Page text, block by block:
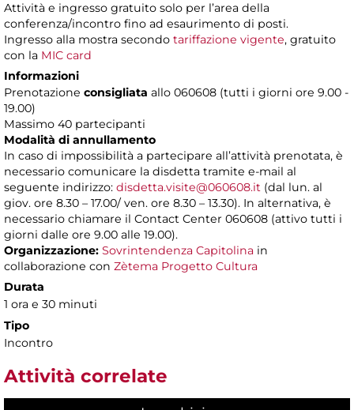
Attività e ingresso gratuito solo per l’area della
conferenza/incontro fino ad esaurimento di posti.
Ingresso alla mostra secondo tariffazione vigente, gratuito
con la MIC card
Informazioni
Prenotazione consigliata allo 060608 (tutti i giorni ore 9.00 -
19.00)
Massimo 40 partecipanti
Modalità di annullamento
In caso di impossibilità a partecipare all’attività prenotata, è
necessario comunicare la disdetta tramite e-mail al
seguente indirizzo: disdetta.visite@060608.it (dal lun. al
giov. ore 8.30 – 17.00/ ven. ore 8.30 – 13.30). In alternativa, è
necessario chiamare il Contact Center 060608 (attivo tutti i
giorni dalle ore 9.00 alle 19.00).
Organizzazione: Sovrintendenza Capitolina in
collaborazione con Zètema Progetto Cultura
Durata
1 ora e 30 minuti
Tipo
Incontro
Attività correlate